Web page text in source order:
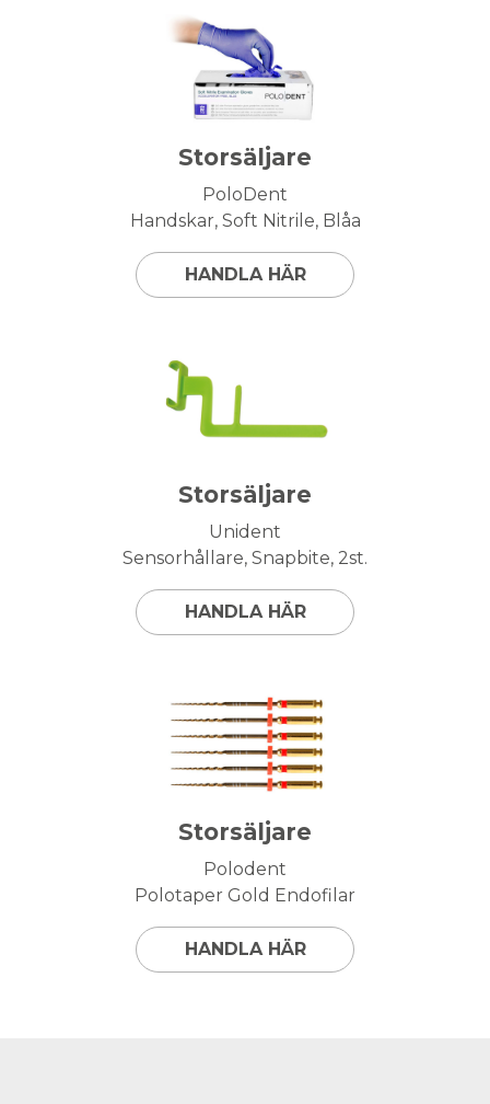
Storsäljare
PoloDent
Handskar, Soft Nitrile, Blåa
HANDLA HÄR
Storsäljare
Unident
Sensorhållare, Snapbite, 2st.
HANDLA HÄR
Storsäljare
Polodent
Polotaper Gold Endofilar
HANDLA HÄR